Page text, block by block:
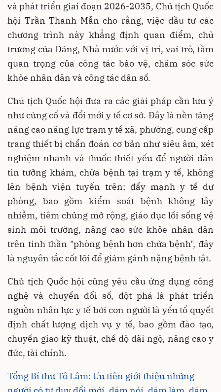
và phát triển giai đoạn 2026-2035, Chủ tịch Quốc
hội Trần Thanh Mẫn cho rằng, việc đầu tư các
chương trình này khẳng định quan điểm, chủ
trương của Đảng, Nhà nước với vị trí, vai trò, tầm
quan trọng của công tác bảo vệ, chăm sóc sức
khỏe nhân dân và công tác dân số.
Chủ tịch Quốc hội đưa ra các giải pháp cần lưu ý
như củng cố và đổi mới y tế cơ sở. Đây là nền tảng
nâng cao năng lực trạm y tế xã, phường, cung cấp
trang thiết bị chẩn đoán cơ bản như siêu âm, xét
nghiệm nhanh và thuốc thiết yếu để người dân
tin tưởng khám, chữa bệnh tại trạm y tế, không
lên bệnh viện tuyến trên; đẩy mạnh y tế dự
phòng, bao gồm kiểm soát bệnh không lây
nhiễm, tiêm chủng mở rộng, giáo dục lối sống vệ
sinh môi trường, nâng cao sức khỏe nhân dân
trên tinh thần "phòng bệnh hơn chữa bệnh", đây
là nguyên tắc cốt lõi để giảm gánh nặng bệnh tật.
Chủ tịch Quốc hội cũng yêu cầu ứng dụng công
nghệ và chuyển đổi số, đột phá là phát triển
nguồn nhân lực y tế bởi con người là yếu tố quyết
định chất lượng dịch vụ y tế, bao gồm đào tạo,
chuyển giao kỹ thuật, chế độ đãi ngộ, nâng cao y
đức, tài chính.
Tổng Bí thư Tô Lâm: Ưu tiên giới thiệu những